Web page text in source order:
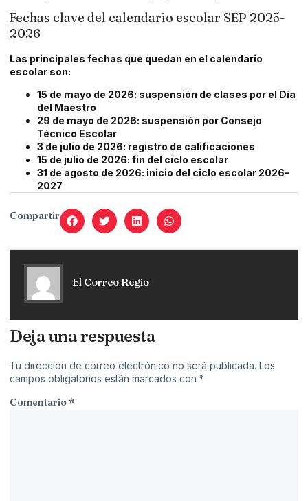
Fechas clave del calendario escolar SEP 2025-
2026
Las principales fechas que quedan en el calendario
escolar son:
15 de mayo de 2026: suspensión de clases por el Día
del Maestro
29 de mayo de 2026: suspensión por Consejo
Técnico Escolar
3 de julio de 2026: registro de calificaciones
15 de julio de 2026: fin del ciclo escolar
31 de agosto de 2026: inicio del ciclo escolar 2026-
2027
Compartir
El Correo Regio
Deja una respuesta
Tu dirección de correo electrónico no será publicada. Los
campos obligatorios están marcados con *
Comentario*